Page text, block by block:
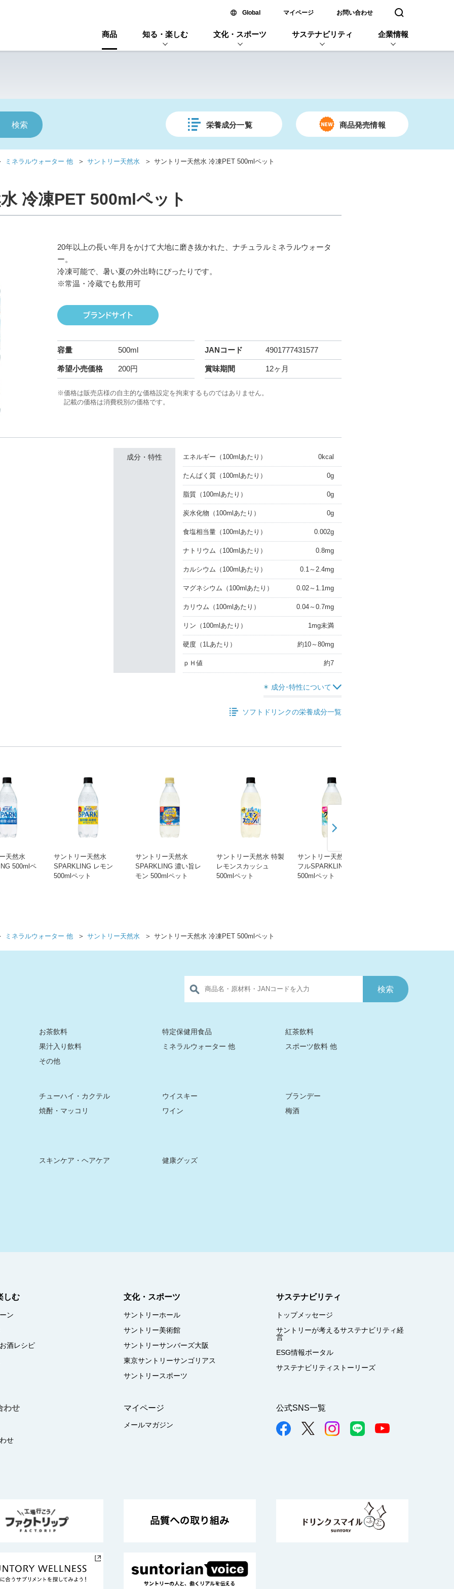
Global新しいウィンドウで開く
マイページ お問い合わせ 検索窓を開く
商品 知る・楽しむ 文化・スポーツ サステナビリティ 企業情報
栄養成分一覧 商品発売情報
ミネラルウォーター 他 ＞ サントリー天然水 ＞ サントリー天然水 冷凍PET 500mlペット
冷凍PET 500mlペット
20年以上の長い年月をかけて大地に磨き抜かれた、ナチュラルミネラルウォータ
ー。
冷凍可能で、暑い夏の外出時にぴったりです。
※常温・冷蔵でも飲用可
容量 500ml JANコード 4901777431577
希望小売価格 200円 賞味期間 12ヶ月
※価格は販売店様の自主的な価格設定を拘束するものではありません。
記載の価格は消費税別の価格です。
成分・特性 エネルギー （100mlあたり） 0kcal
たんぱく質（100mlあたり） 0g
脂質（100mlあたり） 0g
炭水化物 （100mlあたり） 0g
食塩相当量（100mlあたり） 0.002g
ナトリウム （100mlあたり） 0.8mg
カルシウム （100mlあたり） 0.1～2.4mg
マグネシウム （100mlあたり） 0.02～1.1mg
カリウム （100mlあたり） 0.04～0.7mg
リン （100mlあたり） 1mg未満
硬度（1Lあたり） 約10～80mg
ｐＨ値 約7
成分･特性について
ソフトドリンクの栄養成分一覧
天然水
500mlペ
サントリー天然水
SPARKLING レモン
500mlペット
サントリー天然水
SPARKLING 濃い旨レ
モン 500mlペット
サントリー天然水 特製
レモンスカッシュ
500mlペット
サントリー天然水 グレ
フルSPARKLING
500mlペット
ミネラルウォーター 他 ＞ サントリー天然水 ＞ サントリー天然水 冷凍PET 500mlペット
お茶飲料 特定保健用食品
紅茶飲料
果汁入り飲料 ミネラルウォーター 他
スポーツ飲料 他
その他
チューハイ・カクテル ウイスキー
ブランデー
焼酎・マッコリ ワイン
梅酒
スキンケア・ヘアケア 健康グッズ
しむ
ン
酒レシピ
文化・スポーツ
サントリーホール
サントリー美術館
サントリーサンバーズ大阪
東京サントリーサンゴリアス
サントリースポーツ
サステナビリティ
トップメッセージ
サントリーが考えるサステナビリティ経
営
ESG情報ポータル
サステナビリティストーリーズ
わせ
せ
マイページ
メールマガジン
公式SNS一覧